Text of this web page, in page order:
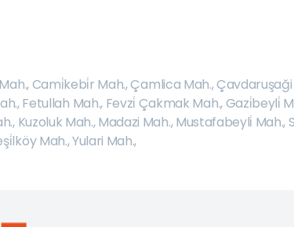
,Cami̇kebi̇r Mah.,Çamlica Mah.,Çavdaruşaği
,Fetullah Mah., Fevzi̇ Çakmak Mah.,Gazi̇beyli̇
, Kuzoluk Mah.,Madazi Mah.,Mustafabeyli̇ Mah.,
Mah.,Yulari Mah.,